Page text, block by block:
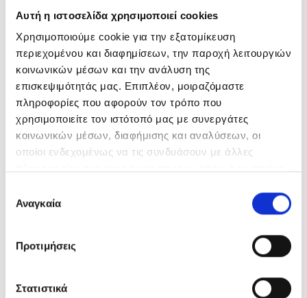
Αυτή η ιστοσελίδα χρησιμοποιεί cookies
Χρησιμοποιούμε cookie για την εξατομίκευση
περιεχομένου και διαφημίσεων, την παροχή λειτουργιών
κοινωνικών μέσων και την ανάλυση της
επισκεψιμότητάς μας. Επιπλέον, μοιραζόμαστε
πληροφορίες που αφορούν τον τρόπο που
χρησιμοποιείτε τον ιστότοπό μας με συνεργάτες
κοινωνικών μέσων, διαφήμισης και αναλύσεων, οι
οποίοι ενδεχομένως να τις συνδυάσουν με άλλες
των υπηρεσιών τους.
συγκατάθεσης
Αναγκαία
Προτιμήσεις
Στατιστικά
ΑΛΛΕΣ ΔΗΜΟΣΙΕΥΣΕΙΣ